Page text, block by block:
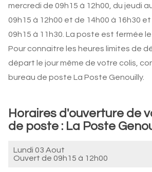
mercredi de 09h15 à 12h00, du jeudi
09h15 à 12h00 et de 14h00 à 16h30
09h15 à 11h30. La poste est fermée le
Pour connaitre les heures limites de
départ le jour même de votre colis,
bureau de poste La Poste Genouilly.
Horaires d'ouverture de
de poste : La Poste
Lundi 03 Aout
Ouvert de 09h15 à 12h00